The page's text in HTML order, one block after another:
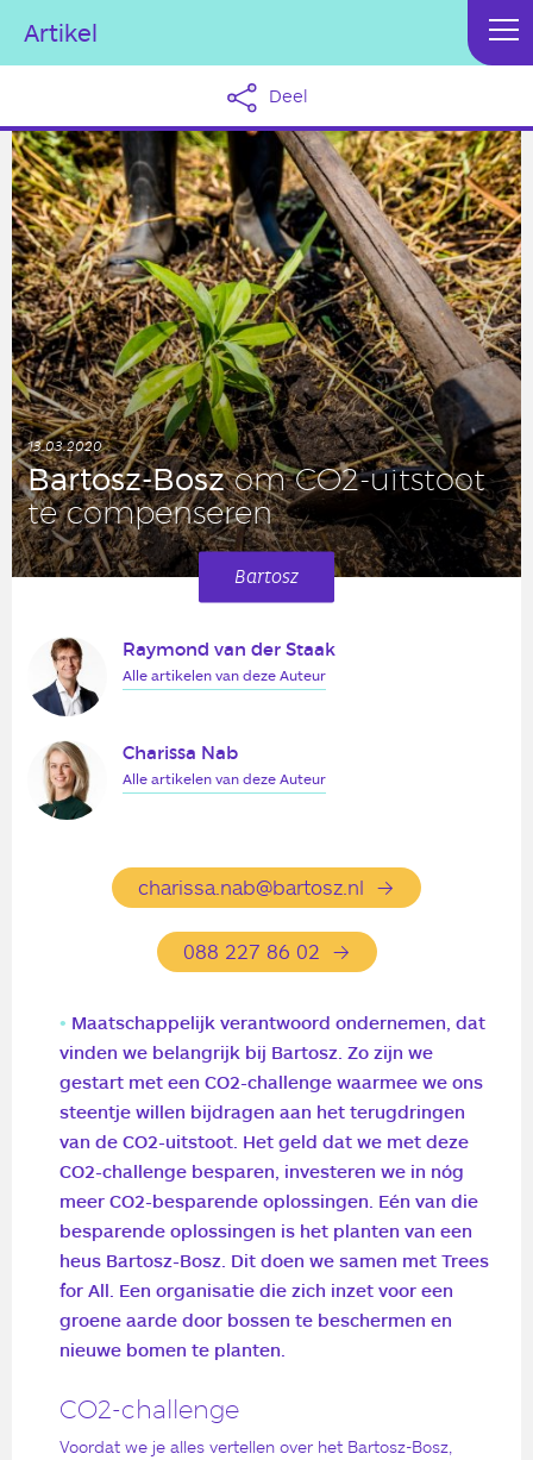
Artikel
Deel
Bartosz-Boszom CO2-uit­stoot
te com­pen­se­ren
13.03.2020
Bartosz
Maatschappelijk verantwoord ondernemen, dat
vinden we belangrijk bij Bartosz. Zo zijn we
gestart met een CO2-challenge waarmee we ons
steentje willen bijdragen aan het terugdringen
van de CO2-uitstoot. Het geld dat we met deze
CO2-challenge besparen, investeren we in nóg
meer CO2-besparende oplossingen. Eén van die
besparende oplossingen is het planten van een
heus Bartosz-Bosz. Dit doen we samen met Trees
for All. Een organisatie die zich inzet voor een
groene aarde door bossen te beschermen en
nieuwe bomen te planten.
CO2-challenge
Voordat we je alles vertellen over het Bartosz-Bosz,
Raymond van der Staak
Alle artikelen van deze Auteur
Charissa Nab
Alle artikelen van deze Auteur
charissa.nab@bartosz.nl
088 227 86 02